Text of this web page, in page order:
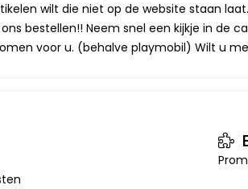
wilt die niet op de website staan
bestellen!! Neem snel een kijkje in de
voor u. (behalve playmobil) Wilt u